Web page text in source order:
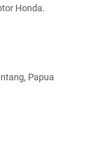
Honda.
Papua